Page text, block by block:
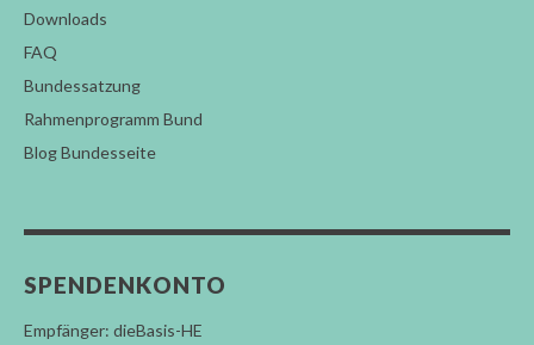
Downloads
FAQ
Bundessatzung
Rahmenprogramm Bund
Blog Bundesseite
SPENDENKONTO
Empfänger: dieBasis-HE